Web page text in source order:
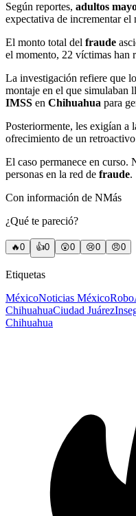
Según reportes, adultos
expectativa de incrementar el
El monto total del fraude
el momento, 22 víctimas han
La investigación refiere que
montaje en el que simulaban
IMSS en Chihuahua para
Posteriormente, les exigían a
ofrecimiento de un
El caso permanece en curso.
personas en la red de fraude.
Con información de NMás
¿Qué te pareció?
🔥0 👍0 😲0 😢0 😠0
Etiquetas
MéxicoNoticias MéxicoRobo
ChihuahuaCiudad Juárez
Chihuahua